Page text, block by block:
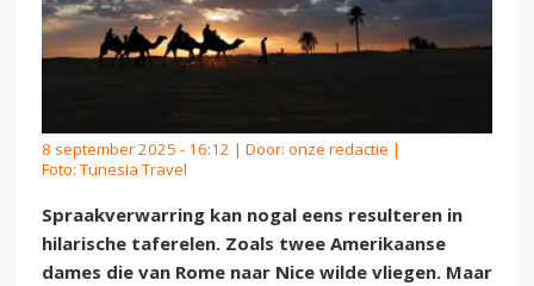
8 september 2025 - 16:12 | Door: onze redactie |
Foto: Tunesia Travel
Spraakverwarring kan nogal eens resulteren in
hilarische taferelen. Zoals twee Amerikaanse
dames die van Rome naar Nice wilde vliegen. Maar